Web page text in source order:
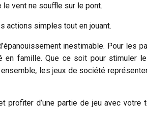
le vent ne souffle sur le pont.
actions simples tout en jouant.
inestimable. Pour les
famille. Que ce soit pour stimuler
les jeux de société
profiter d’une partie de jeu avec votre